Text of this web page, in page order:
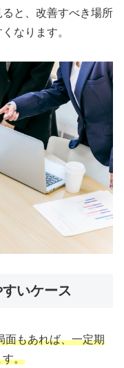
と、改善すべき場所
なります。
いケース
面もあれば、一定期
す。